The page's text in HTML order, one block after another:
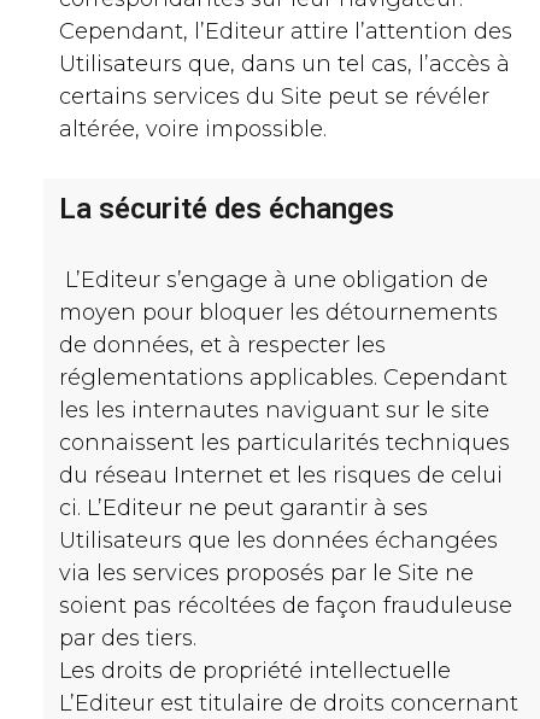
Cependant, l’Editeur attire l’attention des
Utilisateurs que, dans un tel cas, l’accès à
certains services du Site peut se révéler
altérée, voire impossible.
La sécurité des échanges
L’Editeur s’engage à une obligation de
moyen pour bloquer les détournements
de données, et à respecter les
réglementations applicables. Cependant
les les internautes naviguant sur le site
connaissent les particularités techniques
du réseau Internet et les risques de celui
ci. L’Editeur ne peut garantir à ses
Utilisateurs que les données échangées
via les services proposés par le Site ne
soient pas récoltées de façon frauduleuse
par des tiers.
Les droits de propriété intellectuelle
L’Editeur est titulaire de droits concernant